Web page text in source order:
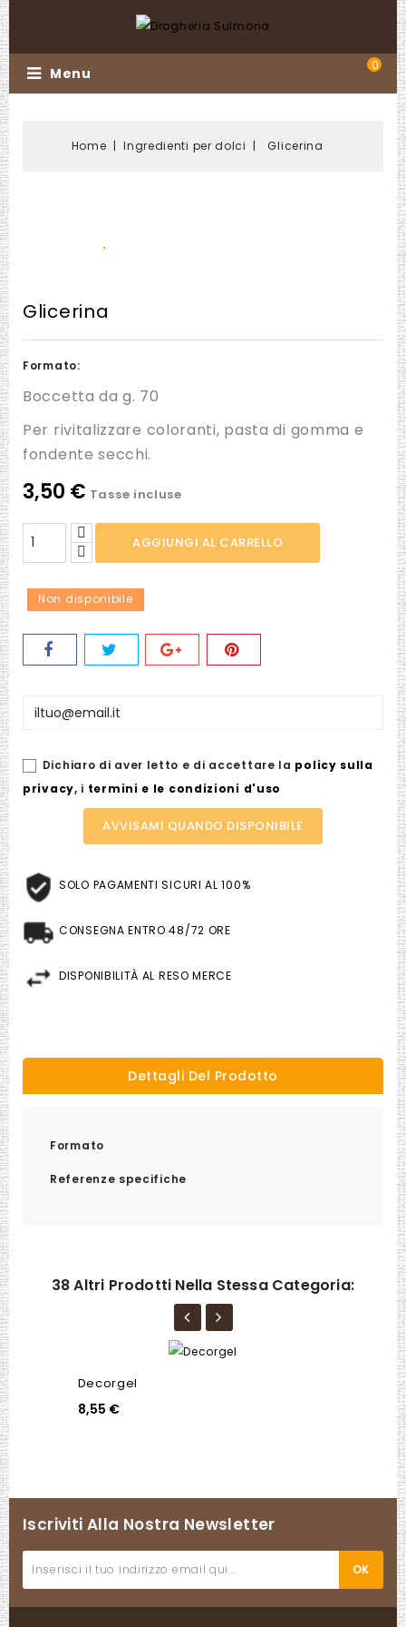
0
Menu
Home Ingredienti per dolci Glicerina
Glicerina
Formato:
Boccetta da g. 70
Per rivitalizzare coloranti, pasta di gomma e
fondente secchi.
3,50 € Tasse incluse
AGGIUNGI AL CARRELLO
Non disponibile
Dichiaro di aver letto e di accettare la policy sulla
privacy, i termini e le condizioni d'uso
AVVISAMI QUANDO DISPONIBILE
SOLO PAGAMENTI SICURI AL 100%
CONSEGNA ENTRO 48/72 ORE
DISPONIBILITÀ AL RESO MERCE
Dettagli Del Prodotto
Formato
Referenze specifiche
38 Altri Prodotti Nella Stessa Categoria:
Decorgel
8,55 €
Iscriviti Alla Nostra Newsletter